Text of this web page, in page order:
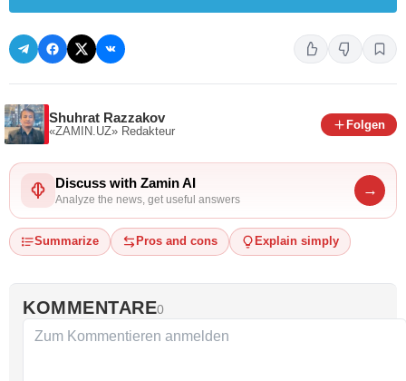
Shuhrat Razzakov
«ZAMIN.UZ» Redakteur
Folgen
Discuss with Zamin AI
Analyze the news, get useful answers
→
Summarize Pros and cons Explain simply
KOMMENTARE0